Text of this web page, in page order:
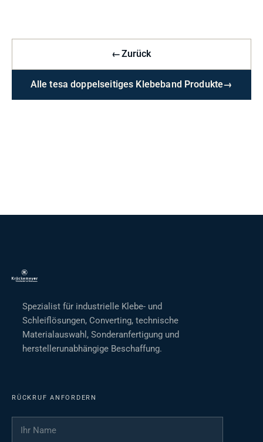
←Zurück
Alle tesa doppelseitiges Klebeband Produkte→
Spezialist für industrielle Klebe- und
Schleiflösungen, Converting, technische
Materialauswahl, Sonderanfertigung und
herstellerunabhängige Beschaffung.
RÜCKRUF ANFORDERN
Ihr Name